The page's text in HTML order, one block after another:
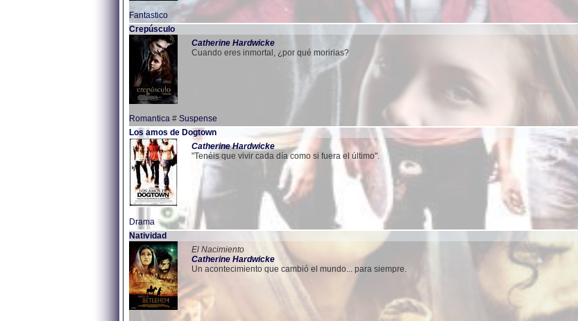
Fantastico
Crepúsculo
Catherine Hardwicke
Cuando eres inmortal, ¿por qué moririas?
Romantica # Suspense
Los amos de Dogtown
Catherine Hardwicke
"Tenéis que vivir cada día como si fuera el último".
Drama
Natividad
El Nacimiento
Catherine Hardwicke
Un acontecimiento que cambió el mundo... para siempre.